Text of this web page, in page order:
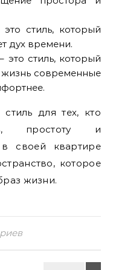
стиль, который
дух времени.
это стиль, который
жизнь современные
для тех, кто
простоту и
в своей квартире
которое
жизни.